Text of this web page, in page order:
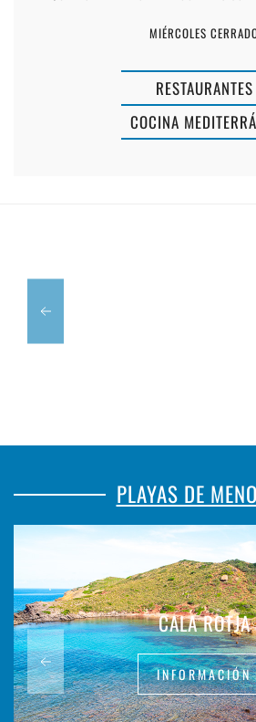
MIÉRCOLES
RESTAURANTES
COCINA
PLAYAS DE
CALA ROTJA
INFORMACIÓN